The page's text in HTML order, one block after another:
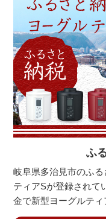
ふ
岐阜県多治見市のふ
ティアSが登録されて
金で新型ヨーグルティ